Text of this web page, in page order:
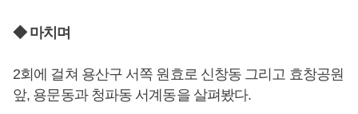
◆ 마치며
2회에 걸쳐 용산구 서쪽 원효로 신창동 그리고 효창공원
앞, 용문동과 청파동 서계동을 살펴봤다.